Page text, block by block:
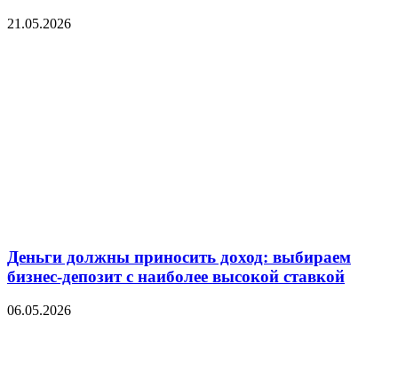
21.05.2026
Деньги должны приносить доход: выбираем
бизнес-депозит с наиболее высокой ставкой
06.05.2026